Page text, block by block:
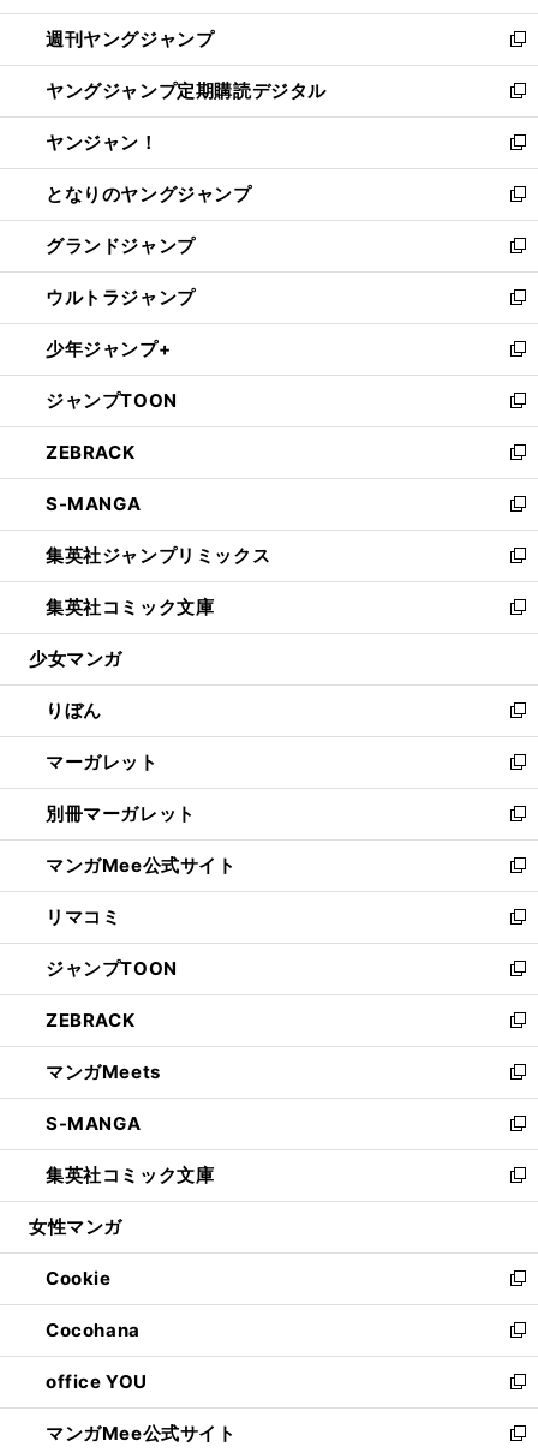
開
く
ウ
で
開
く
ン
ド
ウ
で
開
く
ウ
ィ
ン
ド
ウ
で
開
く
週刊ヤングジャンプ
新
し
い
ウ
ィ
ン
ド
ウ
で
開
く
ヤングジャンプ定期購読デジタル
新
し
い
ウ
ィ
ン
ド
ウ
で
開
く
ヤンジャン！
新
し
い
ウ
ィ
ン
ド
ウ
で
開
く
となりのヤングジャンプ
新
し
い
ウ
ィ
ン
ド
ウ
で
開
く
グランドジャンプ
新
し
い
ウ
ィ
ン
ド
ウ
で
開
く
ウルトラジャンプ
新
し
い
ウ
ィ
ン
ド
ウ
で
開
く
少年ジャンプ+
新
し
い
ウ
ィ
ン
ド
ウ
で
開
く
ジャンプTOON
新
し
い
ウ
ィ
ン
ド
ウ
で
開
ZEBRACK
新
し
い
ウ
ィ
ン
ド
ウ
開
く
S-MANGA
新
し
い
ウ
ィ
ン
ウ
で
開
く
集英社ジャンプリミックス
新
し
い
ウ
ン
ド
ウ
で
開
く
集英社コミック文庫
新
し
ウ
ィ
ン
ド
ウ
で
開
く
少女マンガ
りぼん
新
し
い
ウ
ィ
ン
ド
ウ
で
開
く
マーガレット
新
し
い
ウ
ィ
ン
ド
ウ
で
開
く
別冊マーガレット
新
し
い
ウ
ィ
ン
ド
ウ
で
開
く
マンガMee公式サイト
新
し
い
ウ
ィ
ン
ド
ウ
で
開
く
リマコミ
新
し
い
ウ
ィ
ン
ド
ウ
で
開
く
ジャンプTOON
新
し
い
ウ
ィ
ン
ド
ウ
で
開
ZEBRACK
新
し
い
ウ
ィ
ン
ド
ウ
開
く
マンガMeets
新
し
い
ウ
ィ
ン
ウ
で
開
く
S-MANGA
新
し
い
ウ
ン
ド
ウ
で
開
く
集英社コミック文庫
新
し
ウ
ィ
ン
ド
ウ
で
開
く
女性マンガ
Cookie
新
し
い
ウ
ィ
ン
ド
Cocohana
新
し
い
ウ
ィ
office YOU
新
し
い
マンガMee公式サイト 新